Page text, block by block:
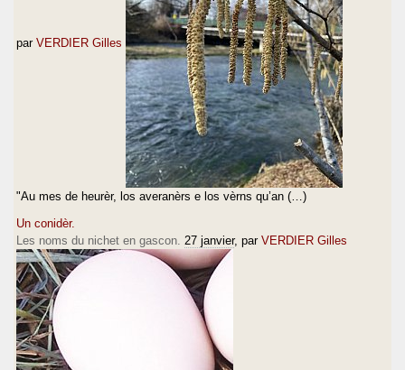
par VERDIER Gilles
"Au mes de heurèr, los averanèrs e los vèrns qu’an (…)
Un conidèr.
Les noms du nichet en gascon. 27 janvier, par VERDIER Gilles